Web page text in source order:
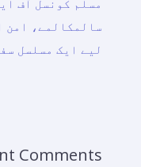
سالمکالمے، امن
لیے ایک مسلسل
Comments